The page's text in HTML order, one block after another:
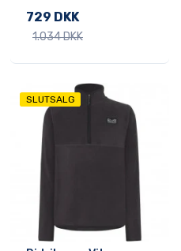
729 DKK
1.034 DKK
SLUTSALG